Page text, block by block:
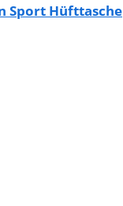
Sport Hüfttasche